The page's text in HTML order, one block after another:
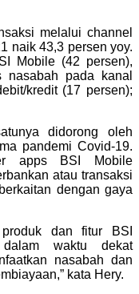
melalui channel
naik 43,3 persen yoy.
Mobile (42 persen),
pada kanal
kredit (17 persen);
didorong oleh
pandemi Covid-19.
apps BSI Mobile
atau transaksi
dengan gaya
produk dan fitur BSI
waktu dekat
nasabah dan
kata Hery.